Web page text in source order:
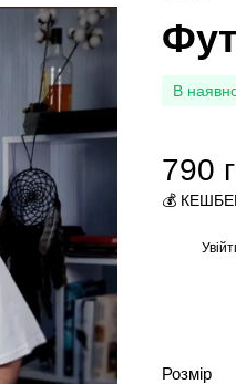
В
790
💰
Розмір